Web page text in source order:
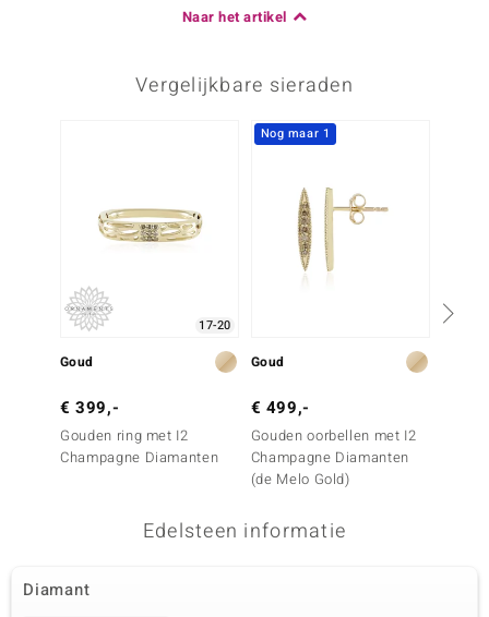
Naar het artikel
Vergelijkbare sieraden
17-20
Goud
€ 399,-
Gouden ring met I2
Champagne Diamanten
Nog maar 1
Goud
€ 499,-
Gouden oorbellen met I2
Champagne Diamanten
(de Melo Gold)
Edelsteen informatie
Diamant